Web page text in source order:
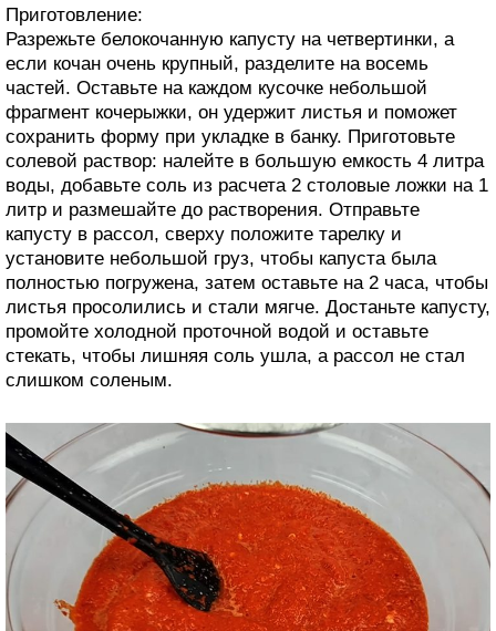
Приготовление:
Разрежьте белокочанную капусту на четвертинки, а
если кочан очень крупный, разделите на восемь
частей. Оставьте на каждом кусочке небольшой
фрагмент кочерыжки, он удержит листья и поможет
сохранить форму при укладке в банку. Приготовьте
солевой раствор: налейте в большую емкость 4 литра
воды, добавьте соль из расчета 2 столовые ложки на 1
литр и размешайте до растворения. Отправьте
капусту в рассол, сверху положите тарелку и
установите небольшой груз, чтобы капуста была
полностью погружена, затем оставьте на 2 часа, чтобы
листья просолились и стали мягче. Достаньте капусту,
промойте холодной проточной водой и оставьте
стекать, чтобы лишняя соль ушла, а рассол не стал
слишком соленым.